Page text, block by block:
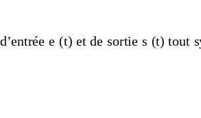
e (t) et de sortie s (t) tout